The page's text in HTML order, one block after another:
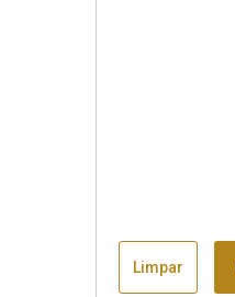
Limpar